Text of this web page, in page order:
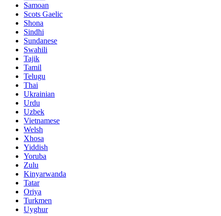
Samoan
Scots Gaelic
Shona
Sindhi
Sundanese
Swahili
Tajik
Tamil
Telugu
Thai
Ukrainian
Urdu
Uzbek
Vietnamese
Welsh
Xhosa
Yiddish
Yoruba
Zulu
Kinyarwanda
Tatar
Oriya
Turkmen
Uyghur